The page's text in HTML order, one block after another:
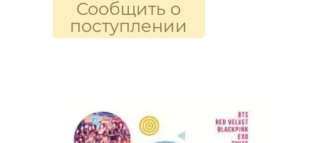
Средние века. Книга в
коллекционном кожаном
обрезом. Роза ветров
Сообщить о
поступлении